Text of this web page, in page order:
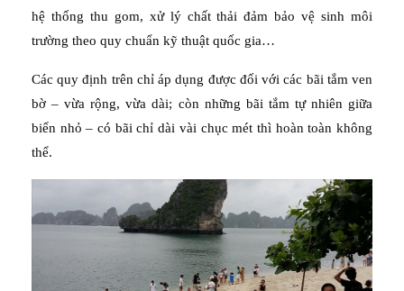
hệ thống thu gom, xử lý chất thải đảm bảo vệ sinh môi
trường theo quy chuẩn kỹ thuật quốc gia…
Các quy định trên chỉ áp dụng được đối với các bãi tắm ven
bờ – vừa rộng, vừa dài; còn những bãi tắm tự nhiên giữa
biển nhỏ – có bãi chỉ dài vài chục mét thì hoàn toàn không
thể.